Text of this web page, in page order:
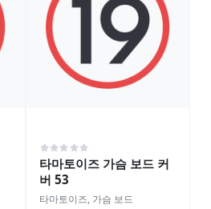
타마토이즈 가슴 보드 커
버 53
타마토이즈, 가슴 보드